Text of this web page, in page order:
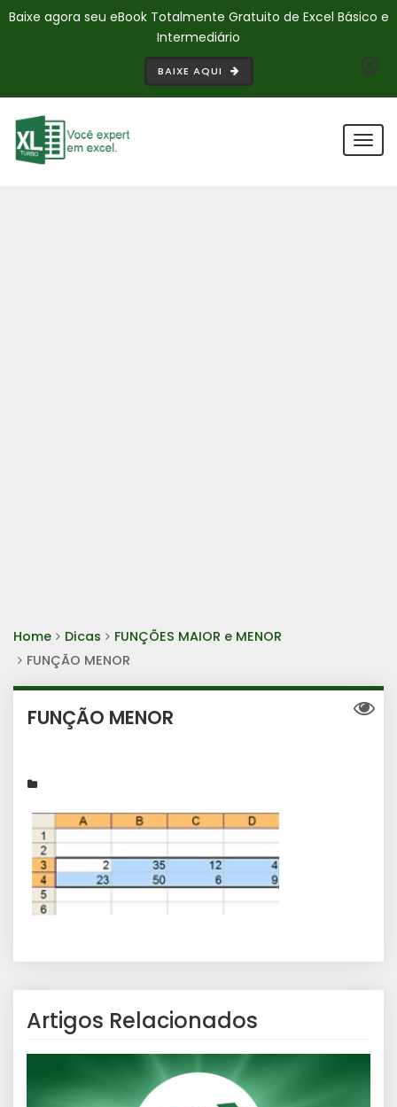
Baixe agora seu eBook Totalmente Gratuito de Excel Básico e
Intermediário
BAIXE AQUI
Home Dicas
FUNÇÕES MAIOR e MENOR
FUNÇÃO MENOR
FUNÇÃO MENOR
Artigos Relacionados